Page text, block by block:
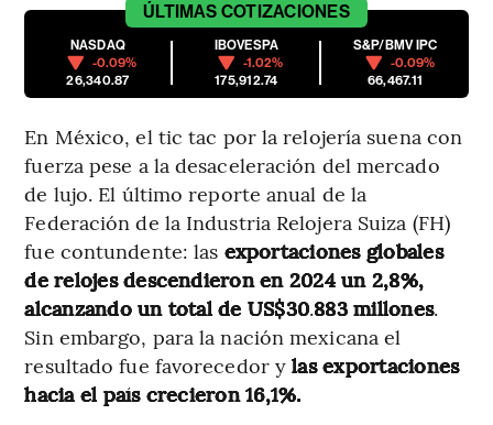
ÚLTIMAS COTIZACIONES
NASDAQ
-0.09%
26,340.87
IBOVESPA
-1.02%
175,912.74
S&P/BMV IPC
-0.09%
66,467.11
En México, el tic tac por la relojería suena con
fuerza pese a la desaceleración del mercado
de lujo. El último reporte anual de la
Federación de la Industria Relojera Suiza (FH)
fue contundente: las exportaciones globales
de relojes descendieron en 2024 un 2,8%,
alcanzando un total de US$30.883 millones.
Sin embargo, para la nación mexicana el
resultado fue favorecedor ylas exportaciones
hacia el país crecieron 16,1%.